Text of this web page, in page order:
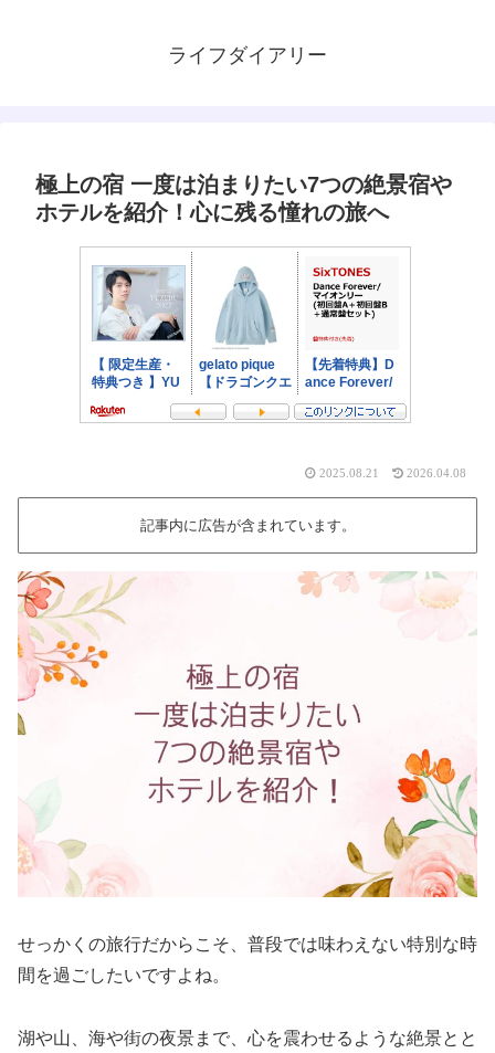
ライフダイアリー
極上の宿 一度は泊まりたい7つの絶景宿や
ホテルを紹介！心に残る憧れの旅へ
2025.08.21 2026.04.08
記事内に広告が含まれています。
せっかくの旅行だからこそ、普段では味わえない特別な時
間を過ごしたいですよね。
湖や山、海や街の夜景まで、心を震わせるような絶景とと